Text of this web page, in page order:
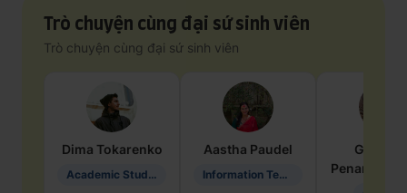
Trò chuyện cùng đại sứ sinh viên
Trò chuyện cùng đại sứ sinh viên
Dima Tokarenko
Academic Studies in Education
Aastha Paudel
Information Technology
Penarete